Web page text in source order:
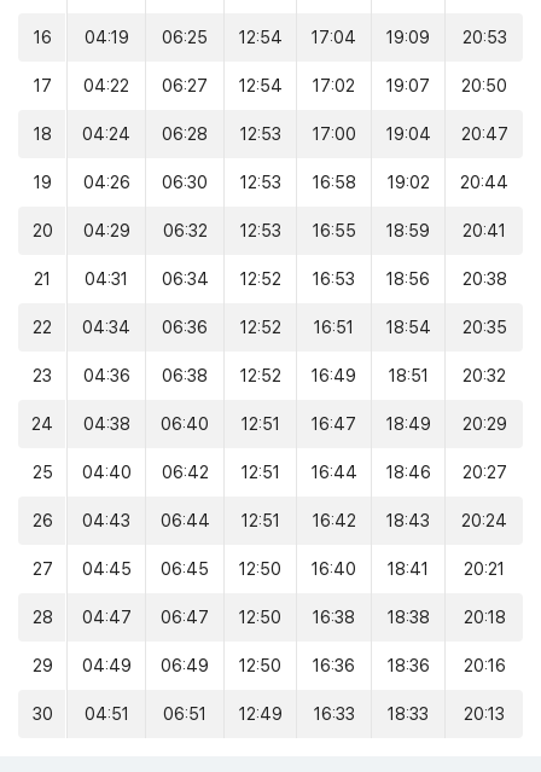
16 04:19 06:25 12:54 17:04 19:09 20:53
17 04:22 06:27 12:54 17:02 19:07 20:50
18 04:24 06:28 12:53 17:00 19:04 20:47
19 04:26 06:30 12:53 16:58 19:02 20:44
20 04:29 06:32 12:53 16:55 18:59 20:41
21 04:31 06:34 12:52 16:53 18:56 20:38
22 04:34 06:36 12:52 16:51 18:54 20:35
23 04:36 06:38 12:52 16:49 18:51 20:32
24 04:38 06:40 12:51 16:47 18:49 20:29
25 04:40 06:42 12:51 16:44 18:46 20:27
26 04:43 06:44 12:51 16:42 18:43 20:24
27 04:45 06:45 12:50 16:40 18:41 20:21
28 04:47 06:47 12:50 16:38 18:38 20:18
29 04:49 06:49 12:50 16:36 18:36 20:16
30 04:51 06:51 12:49 16:33 18:33 20:13